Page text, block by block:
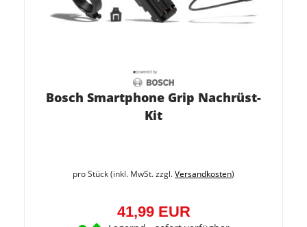
Bosch Smartphone Grip Nachrüst-
Kit
pro Stück (inkl. MwSt. zzgl.Versandkosten)
41,99 EUR